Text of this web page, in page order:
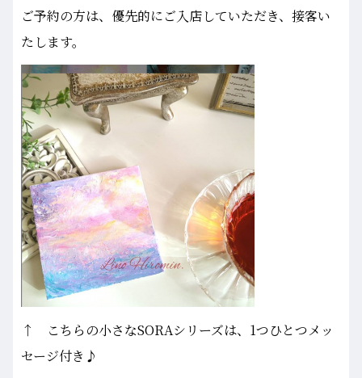
ご予約の方は、優先的にご入店していただき、接客い
たします。
↑ こちらの小さなSORAシリーズは、1つひとつメッ
セージ付き♪